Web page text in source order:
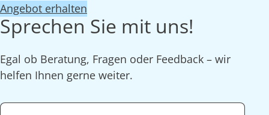
Angebot erhalten
Sprechen Sie mit uns!
Egal ob Beratung, Fragen oder Feedback – wir
helfen Ihnen gerne weiter.